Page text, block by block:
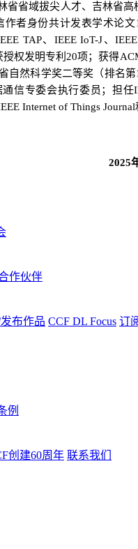
省省域拔尖人才、吉林省高
作者身份共计发表学术论文
TAP、 IEEE IoT-J、
授权发明专利20项；获得
自然科学奖二等奖（排名第
通信专委会执行委员 ； 担任
Internet of Things Journal
2025
作伙伴
发布作品 CCF DL Focus 订
例
创建60周年 联系我们